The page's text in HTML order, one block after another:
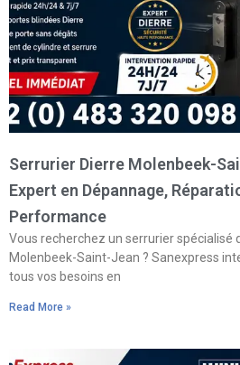
Serrurier Dierre Molenbeek-
Expert en Dépannage,
Performance
Vous recherchez un serrurier spécialisé
Molenbeek-Saint-Jean ? Sanexpress
tous vos besoins en
Read More »